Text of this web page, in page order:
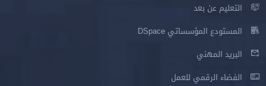
التعليم عن بعد
المستودع المؤسساتي DSpace
البريد المهني
الفضاء الرقمي للعمل